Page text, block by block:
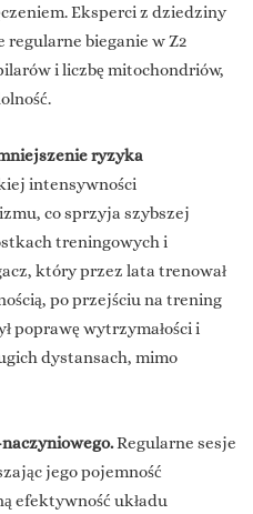
Eksperci z dziedziny
bieganie w Z2
i liczbę mitochondriów,
ryzyka
intensywności
co sprzyja szybszej
treningowych i
który przez lata trenował
po przejściu na trening
poprawę wytrzymałości i
dystansach, mimo
Regularne sesje
jego pojemność
efektywność układu